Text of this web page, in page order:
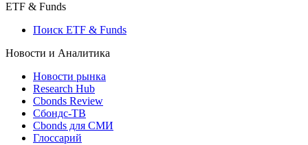
ETF & Funds
Поиск ETF & Funds
Новости и Аналитика
Новости рынка
Research Hub
Cbonds Review
Сбондс-ТВ
Cbonds для СМИ
Глоссарий